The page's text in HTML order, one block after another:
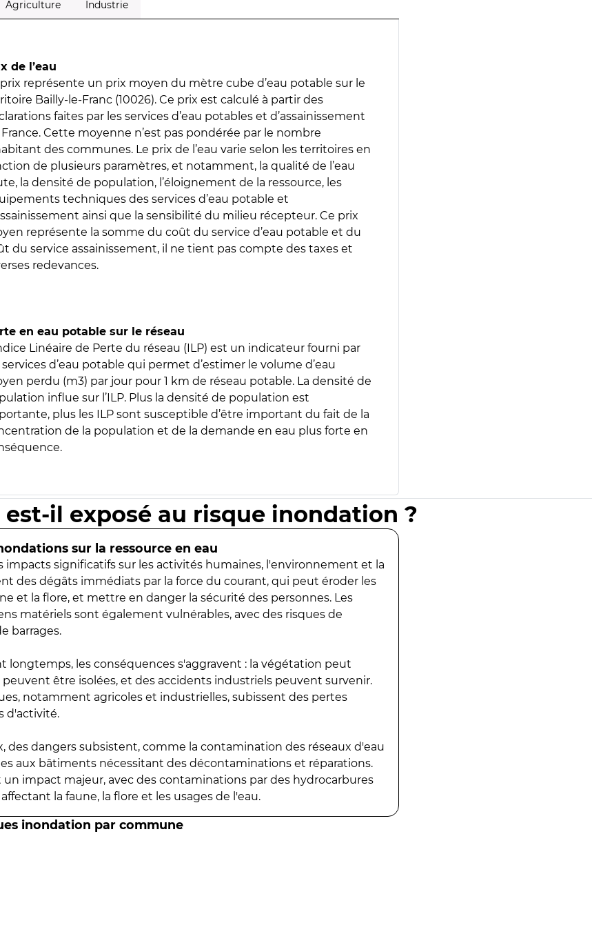
Agriculture Industrie
de l’eau
représente un prix moyen du mètre cube d’eau potable sur le
Bailly-le-Franc (10026). Ce prix est calculé à partir des
faites par les services d’eau potables et d’assainissement
Cette moyenne n’est pas pondérée par le nombre
des communes. Le prix de l’eau varie selon les territoires en
de plusieurs paramètres, et notamment, la qualité de l’eau
la densité de population, l’éloignement de la ressource, les
techniques des services d’eau potable et
ainsi que la sensibilité du milieu récepteur. Ce prix
représente la somme du coût du service d’eau potable et du
du service assainissement, il ne tient pas compte des taxes et
redevances.
en eau potable sur le réseau
Linéaire de Perte du réseau (ILP) est un indicateur fourni par
services d’eau potable qui permet d’estimer le volume d’eau
perdu (m3) par jour pour 1 km de réseau potable. La densité de
influe sur l’ILP. Plus la densité de population est
plus les ILP sont susceptible d’être important du fait de la
de la population et de la demande en eau plus forte en
il exposé au risque inondation ?
sur la ressource en eau
impacts significatifs sur les activités humaines, l'environnement et la
des dégâts immédiats par la force du courant, qui peut éroder les
et la flore, et mettre en danger la sécurité des personnes. Les
matériels sont également vulnérables, avec des risques de
barrages.
longtemps, les conséquences s'aggravent : la végétation peut
être isolées, et des accidents industriels peuvent survenir.
notamment agricoles et industrielles, subissent des pertes
d'activité.
des dangers subsistent, comme la contamination des réseaux d'eau
aux bâtiments nécessitant des décontaminations et réparations.
un impact majeur, avec des contaminations par des hydrocarbures
la faune, la flore et les usages de l'eau.
inondation par commune